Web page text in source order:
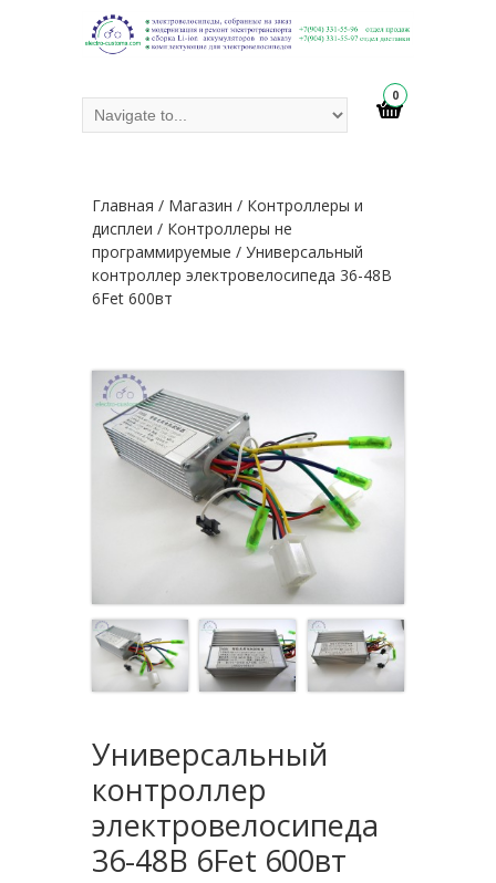
0
Главная / Магазин / Контроллеры и
дисплеи / Контроллеры не
программируемые / Универсальный
контроллер электровелосипеда 36-48В
6Fet 600вт
Универсальный
контроллер
электровелосипеда
36-48В 6Fet 600вт